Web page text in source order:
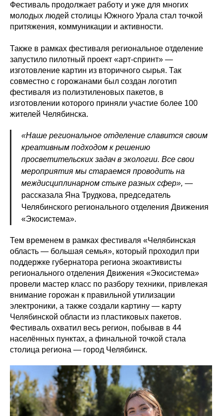
Фестиваль продолжает работу и уже для многих
молодых людей столицы Южного Урала стал точкой
притяжения, коммуникации и активности.
Также в рамках фестиваля региональное отделение
запустило пилотный проект «арт-спринт» —
изготовление картин из вторичного сырья. Так
совместно с горожанами был создан логотип
фестиваля из полиэтиленовых пакетов, в
изготовлении которого приняли участие более 100
жителей Челябинска.
«Наше региональное отделение славится своим
креативным подходом к решению
просветительских задач в экологии. Все свои
мероприятия мы стараемся проводить на
междисциплинарном стыке разных сфер», —
рассказала Яна Трудкова, председатель
Челябинского регионального отделения Движения
«Экосистема».
Тем временем в рамках фестиваля «Челябинская
область — большая семья», который проходил при
поддержке губернатора региона экоактивисты
регионального отделения Движения «Экосистема»
провели мастер класс по разбору техники, привлекая
внимание горожан к правильной утилизации
электроники, а также создали картину — карту
Челябинской области из пластиковых пакетов.
Фестиваль охватил весь регион, побывав в 44
населённых пунктах, а финальной точкой стала
столица региона — город Челябинск.